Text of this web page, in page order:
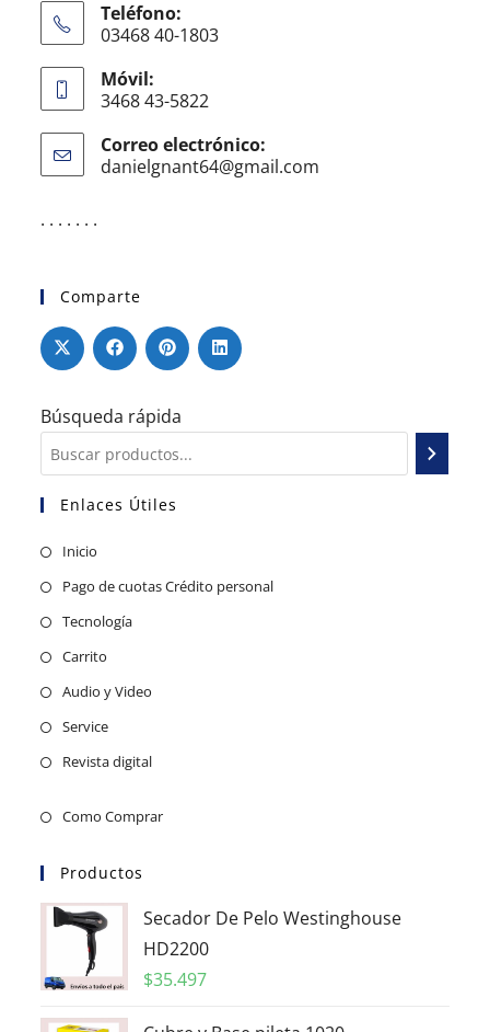
Teléfono:
03468 40-1803
Móvil:
3468 43-5822
Correo electrónico:
danielgnant64@gmail.com
. . . . . . .
Comparte
Búsqueda rápida
Enlaces Útiles
Inicio
Pago de cuotas Crédito personal
Tecnología
Carrito
Audio y Video
Service
Revista digital
Como Comprar
Productos
Secador De Pelo Westinghouse
HD2200
$35.497